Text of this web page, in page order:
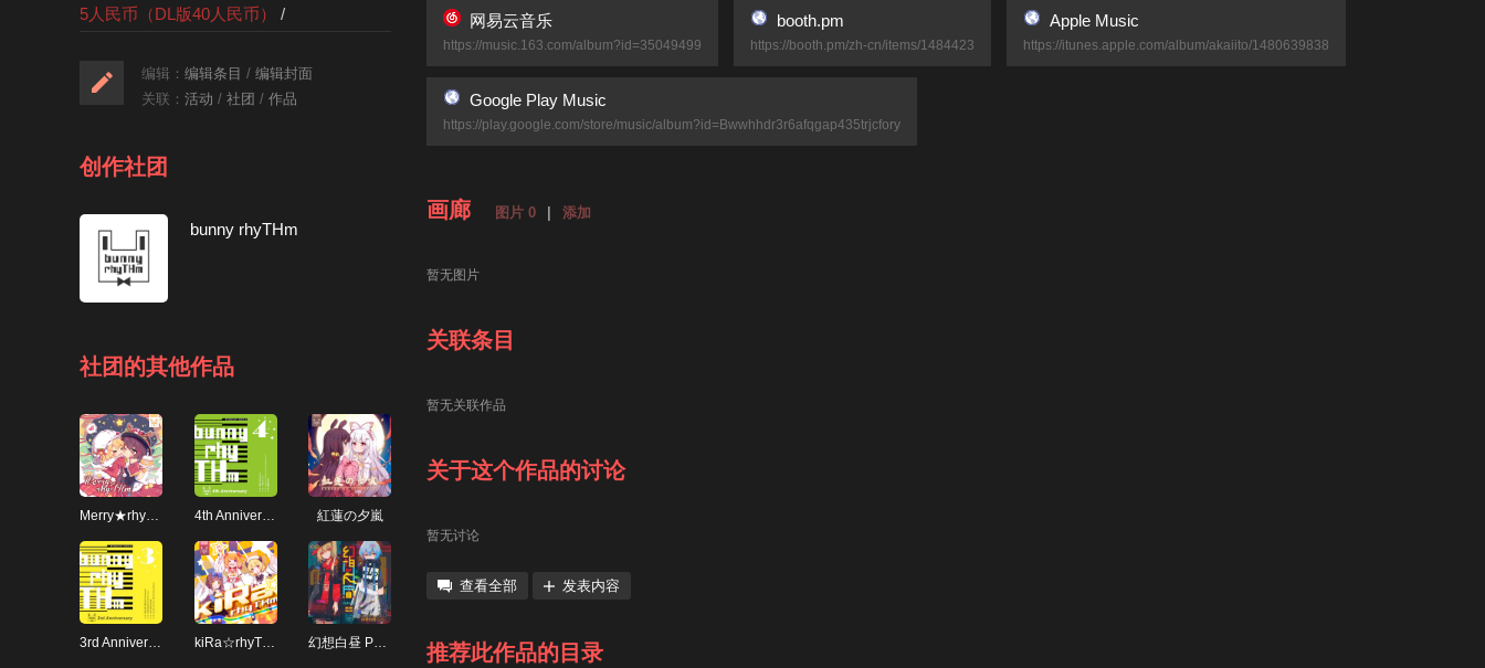
5人民币（DL版40人民币）
/
编辑： 编辑条目 / 编辑封面
关联： 活动 / 社团 / 作品
创作社团
bunny rhyTHm
社团的其他作品
Merry★rhyTHm 4th Anniversary 紅蓮の夕嵐
3rd Anniversary kiRa☆rhyTHm 幻想白昼 Phantom Hakuchū
网易云音乐
https://music.163.com/album?id=35049499
booth.pm
https://booth.pm/zh-cn/items/1484423
Apple Music
https://itunes.apple.com/album/akaiito/1480639838
Google Play Music
https://play.google.com/store/music/album?id=Bwwhhdr3r6afqgap435trjcfory
画廊 图片 0 | 添加
暂无图片
关联条目
暂无关联作品
关于这个作品的讨论
暂无讨论
查看全部 发表内容
推荐此作品的目录